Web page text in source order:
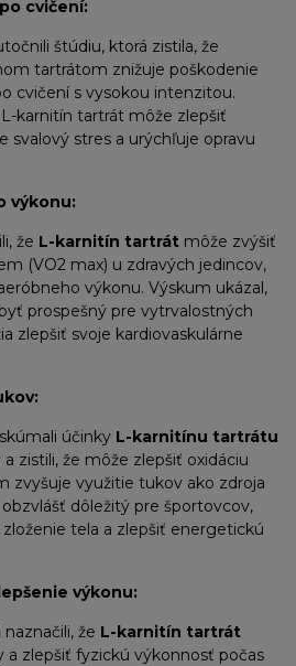
cvičení:
štúdiu, ktorá zistila, že
tartrátom znižuje poškodenie
cvičení s vysokou intenzitou.
karnitín tartrát môže zlepšiť
svalový stres a urýchľuje opravu
výkonu:
že L-karnitín tartrát môže zvýšiť
(VO2 max) u zdravých jedincov,
výkonu. Výskum ukázal,
prospešný pre vytrvalostných
zlepšiť svoje kardiovaskulárne
skúmali účinky L-karnitínu tartrátu
zistili, že môže zlepšiť oxidáciu
zvyšuje využitie tukov ako zdroja
dôležitý pre športovcov,
tela a zlepšiť energetickú
výkonu:
naznačili, že L-karnitín tartrát
a zlepšiť fyzickú výkonnosť počas